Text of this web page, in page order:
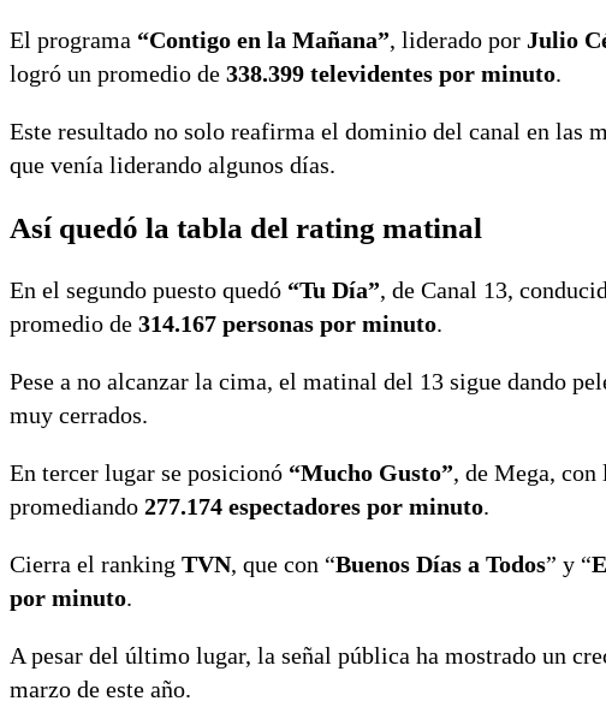
El programa “Contigo en la Mañana”, liderado por Julio
logró un promedio de 338.399 televidentes por minuto.
Este resultado no solo reafirma el dominio del canal en las
que venía liderando algunos días.
Así quedó la tabla del rating matinal
En el segundo puesto quedó “Tu Día”, de Canal 13,
promedio de 314.167 personas por minuto.
Pese a no alcanzar la cima, el matinal del 13 sigue dando
muy cerrados.
En tercer lugar se posicionó “Mucho Gusto”, de Mega, con
promediando 277.174 espectadores por minuto.
Cierra el ranking TVN, que con “Buenos Días a Todos” y “
por minuto.
A pesar del último lugar, la señal pública ha mostrado un
marzo de este año.